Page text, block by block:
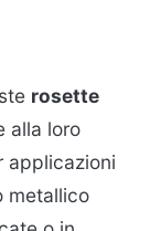
rosette
alla loro
applicazioni
metallico